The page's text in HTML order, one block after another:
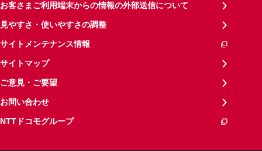
お客さまご利用端末からの情報の外部送信について
見やすさ・使いやすさの調整
サイトメンテナンス情報
サイトマップ
ご意見・ご要望
お問い合わせ
NTTドコモグループ